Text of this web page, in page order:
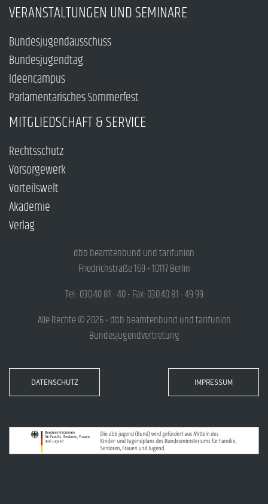
VERANSTALTUNGEN UND SEMINARE
Bundesjugendausschuss
Bundesjugendtag
Ideencampus
Parlamentarisches Sommerfest
MITGLIEDSCHAFT & SERVICE
Rechtsschutz
Vorsorgewerk
Vorteilswelt
Akademie
Verlag
dbb beamtenbund und tarifunion
Friedrichstraße 169 • 10117 Berlin
Tel.: 030.40 81 - 40 • Fax: 030.40 81 - 49 99
Alle Rechte © 2026 • dbb beamtenbund und tarifunion
Bundesjugendvertretung
DATENSCHUTZ IMPRESSUM